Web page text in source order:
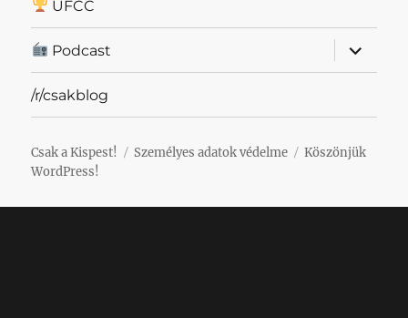
UFCC
Podcast
almenü
/r/csakblog
Csak a Kispest! Személyes adatok védelme
Köszönjük
WordPress!